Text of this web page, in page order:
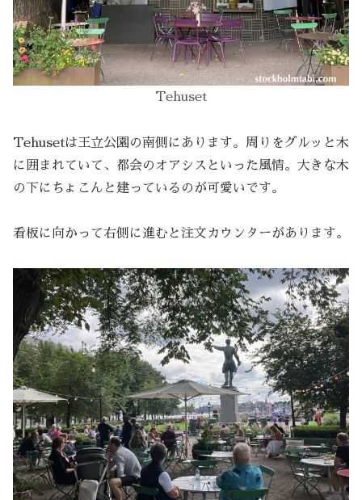
Tehuset
Tehusetは王立公園の南側にあります。周りをグルッと木
に囲まれていて、都会のオアシスといった風情。大きな木
の下にちょこんと建っているのが可愛いです。
看板に向かって右側に進むと注文カウンターがあります。